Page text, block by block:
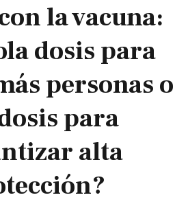
la vacuna:
dosis para
personas o
para
alta